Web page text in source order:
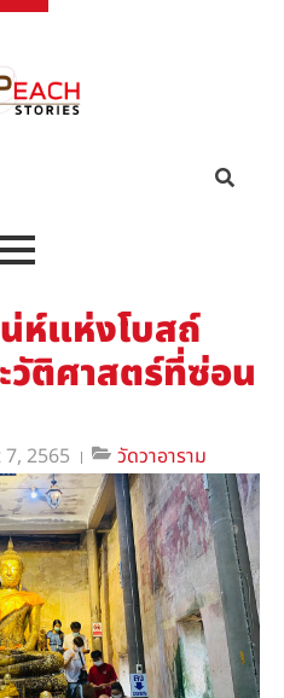
ห์แห่งโบสถ์
วัติศาสตร์ที่ซ่อน
2565 วัดวาอาราม